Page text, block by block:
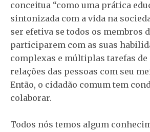
conceitua “como uma prática
sintonizada com a vida na
ser efetiva se todos os membros
participarem com as suas
complexas e múltiplas tarefas
relações das pessoas com seu
Então, o cidadão comum tem
colaborar.
Todos nós temos algum